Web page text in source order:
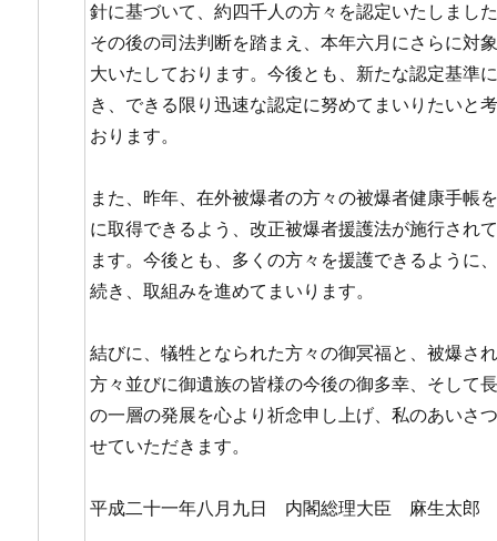
針に基づいて、約四千人の方々を認定いたしまし
その後の司法判断を踏まえ、本年六月にさらに対
大いたしております。今後とも、新たな認定基準
き、できる限り迅速な認定に努めてまいりたいと
おります。
また、昨年、在外被爆者の方々の被爆者健康手帳
に取得できるよう、改正被爆者援護法が施行され
ます。今後とも、多くの方々を援護できるように
続き、取組みを進めてまいります。
結びに、犠牲となられた方々の御冥福と、被爆さ
方々並びに御遺族の皆様の今後の御多幸、そして
の一層の発展を心より祈念申し上げ、私のあいさ
せていただきます。
平成二十一年八月九日 内閣総理大臣 麻生太郎